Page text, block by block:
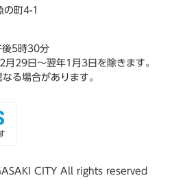
町4-1
5時30分
29日～翌年1月3日を除きます。
る場合があります。
CITY All rights reserved